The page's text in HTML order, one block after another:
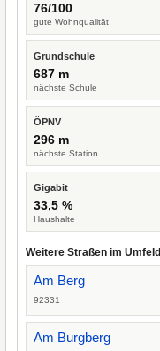
76/100
gute Wohnqualität
Grundschule
687 m
nächste Schule
ÖPNV
296 m
nächste Station
Gigabit
33,5 %
Haushalte
Weitere Straßen im Umfeld
Am Berg
92331
Am Burgberg